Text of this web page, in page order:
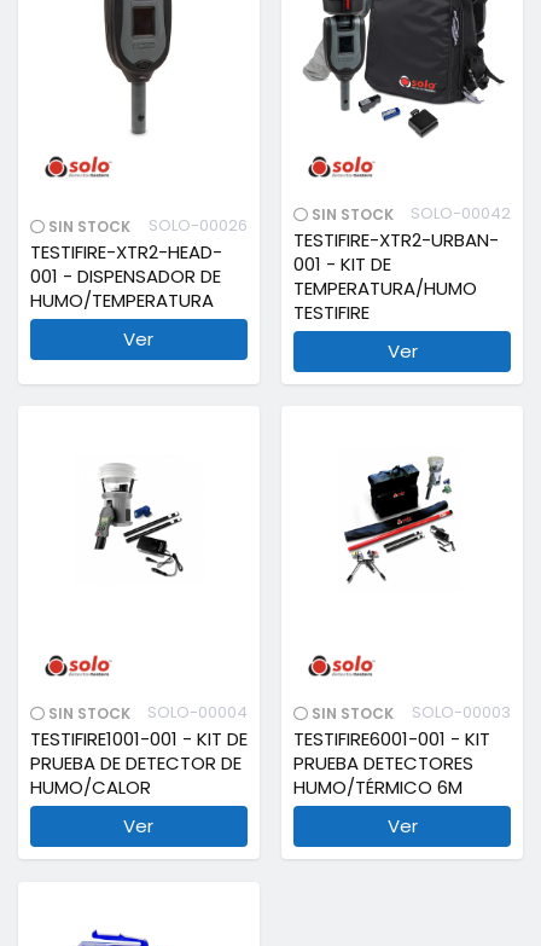
SIN STOCK SOLO-00026
TESTIFIRE-XTR2-HEAD-
001 - DISPENSADOR DE
HUMO/TEMPERATURA
Ver
SIN STOCK SOLO-00042
TESTIFIRE-XTR2-URBAN-
001 - KIT DE
TEMPERATURA/HUMO
TESTIFIRE
Ver
SIN STOCK SOLO-00004
TESTIFIRE1001-001 - KIT DE
PRUEBA DE DETECTOR DE
HUMO/CALOR
Ver
SIN STOCK SOLO-00003
TESTIFIRE6001-001 - KIT
PRUEBA DETECTORES
HUMO/TÉRMICO 6M
Ver